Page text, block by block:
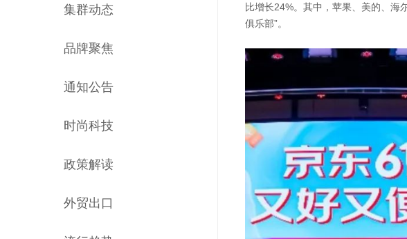
集群动态
品牌聚焦
通知公告
时尚科技
政策解读
外贸出口
比增长24%。其中，苹果、美的、海
俱乐部”。